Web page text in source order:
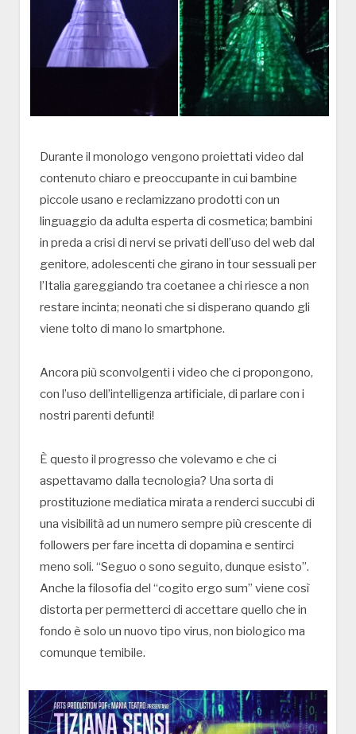
Durante il monologo vengono proiettati video dal
contenuto chiaro e preoccupante in cui bambine
piccole usano e reclamizzano prodotti con un
linguaggio da adulta esperta di cosmetica; bambini
in preda a crisi di nervi se privati dell’uso del web dal
genitore, adolescenti che girano in tour sessuali per
l’Italia gareggiando tra coetanee a chi riesce a non
restare incinta; neonati che si disperano quando gli
viene tolto di mano lo smartphone.
Ancora più sconvolgenti i video che ci propongono,
con l’uso dell’intelligenza artificiale, di parlare con i
nostri parenti defunti!
È questo il progresso che volevamo e che ci
aspettavamo dalla tecnologia? Una sorta di
prostituzione mediatica mirata a renderci succubi di
una visibilità ad un numero sempre più crescente di
followers per fare incetta di dopamina e sentirci
meno soli. “Seguo o sono seguito, dunque esisto”.
Anche la filosofia del “cogito ergo sum” viene così
distorta per permetterci di accettare quello che in
fondo è solo un nuovo tipo virus, non biologico ma
comunque temibile.